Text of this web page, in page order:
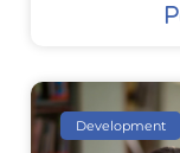
Development